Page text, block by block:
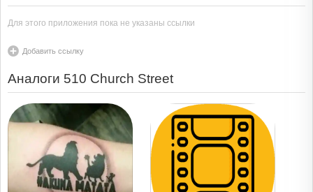
Для этого приложения пока не указаны ссылки
Добавить ссылку
Аналоги 510 Church Street